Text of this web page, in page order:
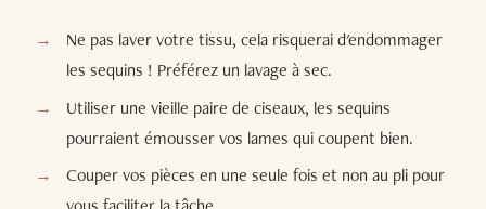
Ne pas laver votre tissu, cela risquerai d'endommager
les sequins ! Préférez un lavage à sec.
Utiliser une vieille paire de ciseaux, les sequins
pourraient émousser vos lames qui coupent bien.
Couper vos pièces en une seule fois et non au pli pour